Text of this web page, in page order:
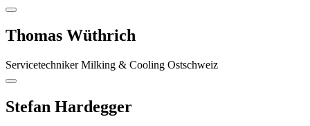
Thomas Wüthrich
Servicetechniker Milking & Cooling Ostschweiz
Stefan Hardegger